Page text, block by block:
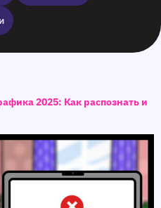
2025: Как распознать и